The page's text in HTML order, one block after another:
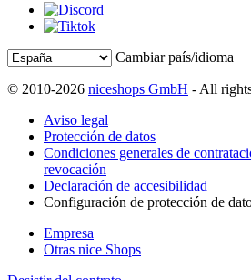
Cambiar país/idioma
© 2010-2026 niceshops GmbH - All
Aviso legal
Protección de datos
Condiciones generales de
revocación
Declaración de accesibilidad
Configuración de protección de
Empresa
Otras nice Shops